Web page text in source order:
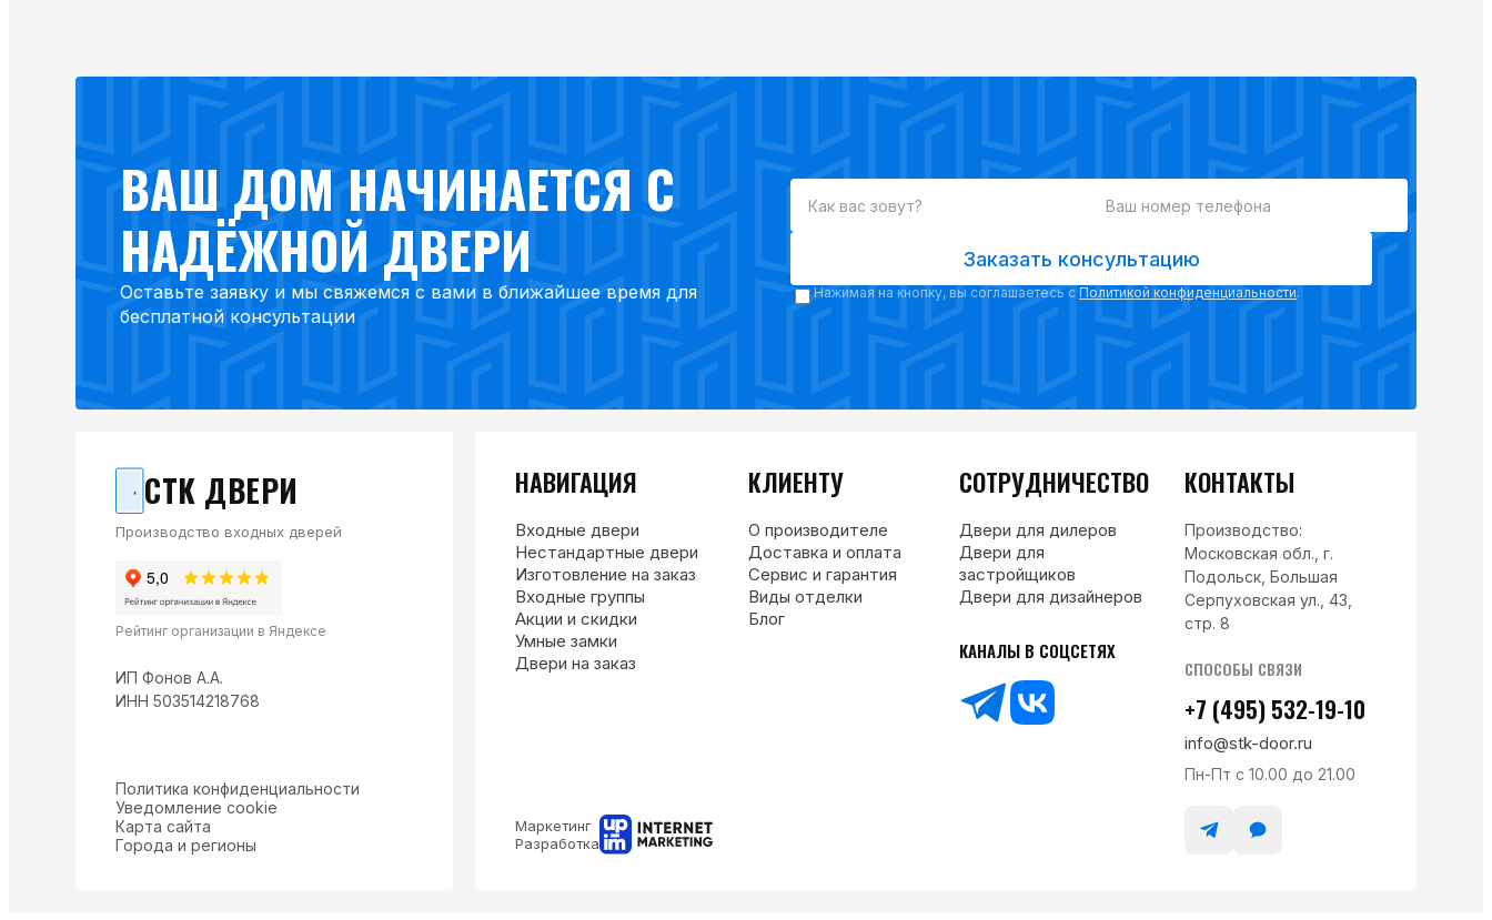
ВАШ ДОМ НАЧИНАЕТСЯ С
НАДЁЖНОЙ ДВЕРИ
Оставьте заявку и мы свяжемся с вами в ближайшее время для
бесплатной консультации
Заказать консультацию
Нажимая на кнопку, вы соглашаетесь с Политикой конфиденциальности.
СТК ДВЕРИ
Производство входных дверей
Рейтинг организации в Яндексе
ИП Фонов А.А.
ИНН 503514218768
Политика конфиденциальности
Уведомление cookie
Карта сайта
Города и регионы
НАВИГАЦИЯ
Входные двери
Нестандартные двери
Изготовление на заказ
Входные группы
Акции и скидки
Умные замки
Двери на заказ
Маркетинг
Разработка
КЛИЕНТУ
О производителе
Доставка и оплата
Сервис и гарантия
Виды отделки
Блог
СОТРУДНИЧЕСТВО
Двери для дилеров
Двери для
застройщиков
Двери для дизайнеров
КАНАЛЫ В СОЦСЕТЯХ
КОНТАКТЫ
Производство:
Московская обл., г.
Подольск, Большая
Серпуховская ул., 43,
стр. 8
СПОСОБЫ СВЯЗИ
+7 (495) 532-19-10
info@stk-door.ru
Пн-Пт с 10.00 до 21.00